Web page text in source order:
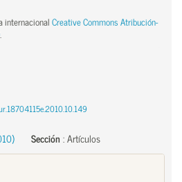
internacionalCreative Commons Atribución-
.
Sección :Artículos